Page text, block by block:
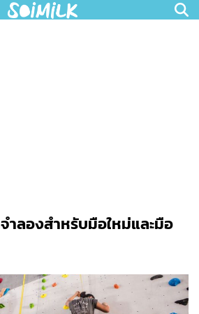
ำลองสำหรับมือใหม่และมือ